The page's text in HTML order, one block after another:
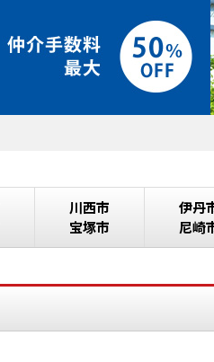
川西市
宝塚市
伊丹
尼崎